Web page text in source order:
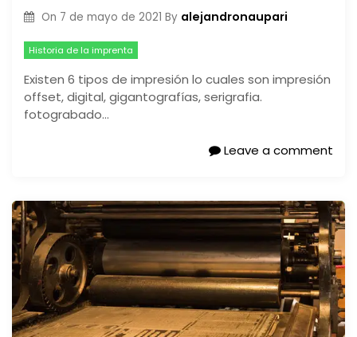
On 7 de mayo de 2021 By alejandronaupari
Historia de la imprenta
Existen 6 tipos de impresión lo cuales son impresión
offset, digital, gigantografías, serigrafia.
fotograbado…
Leave a comment